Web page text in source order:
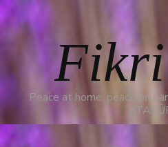
Peace at home, peace on